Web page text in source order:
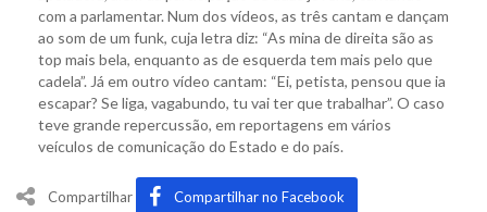
com a parlamentar. Num dos vídeos, as três cantam e dançam
ao som de um funk, cuja letra diz: “As mina de direita são as
top mais bela, enquanto as de esquerda tem mais pelo que
cadela”. Já em outro vídeo cantam: “Ei, petista, pensou que ia
escapar? Se liga, vagabundo, tu vai ter que trabalhar”. O caso
teve grande repercussão, em reportagens em vários
veículos de comunicação do Estado e do país.
Compartilhar Compartilhar no Facebook